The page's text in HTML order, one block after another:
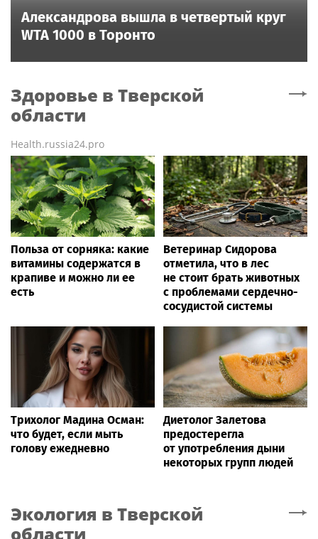
Александрова вышла в четвертый круг
WTA 1000 в Торонто
Здоровье в Тверской
области
Health.russia24.pro
Польза от сорняка: какие
витамины содержатся в
крапиве и можно ли ее
есть
Ветеринар Сидорова
отметила, что в лес
не стоит брать животных
с проблемами сердечно-
сосудистой системы
Трихолог Мадина Осман:
что будет, если мыть
голову ежедневно
Диетолог Залетова
предостерегла
от употребления дыни
некоторых групп людей
Экология в Тверской
области